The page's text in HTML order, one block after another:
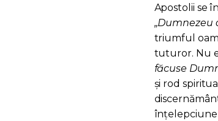
Apostolii se
„Dumnezeu
triumful
tuturor. Nu
făcuse
și rod
înțelepciune